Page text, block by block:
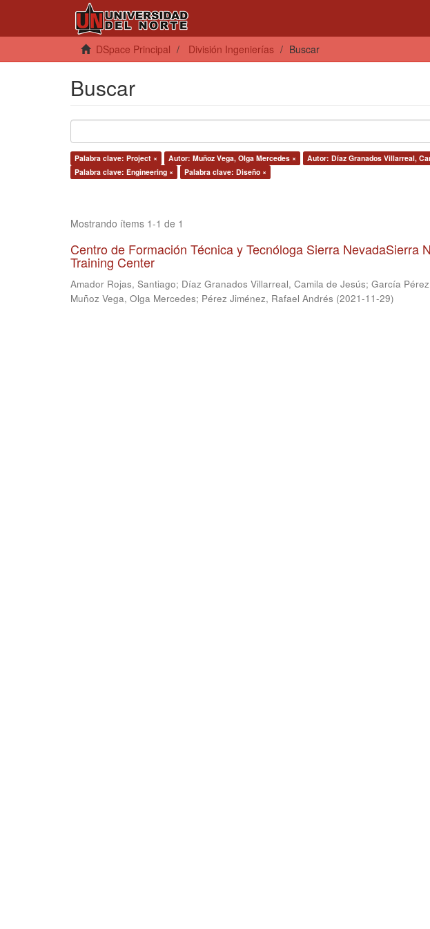
DSpace Principal División Ingenierías Buscar
Buscar
Palabra clave: Project × Autor: Muñoz Vega, Olga Mercedes × Autor: Díaz Granados Villarreal,
Palabra clave: Engineering ×
Palabra clave: Diseño ×
Mostrando ítems 1-1 de 1
Centro de Formación Técnica y Tecnóloga Sierra NevadaSierra
Training Center
Amador Rojas, Santiago; Díaz Granados Villarreal, Camila de Jesús; García
Muñoz Vega, Olga Mercedes; Pérez Jiménez, Rafael Andrés (2021-11-29)